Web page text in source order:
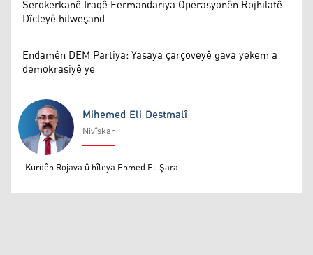
Serokerkanê Iraqê Fermandariya Operasyonên Rojhilatê
Dîcleyê hilweşand
Endamên DEM Partiya: Yasaya çarçoveyê gava yekem a
demokrasiyê ye
Mihemed Eli Destmalî
Mihemed Eli Destmalî
Nivîskar
Kurdên Rojava û hîleya Ehmed El-Şara